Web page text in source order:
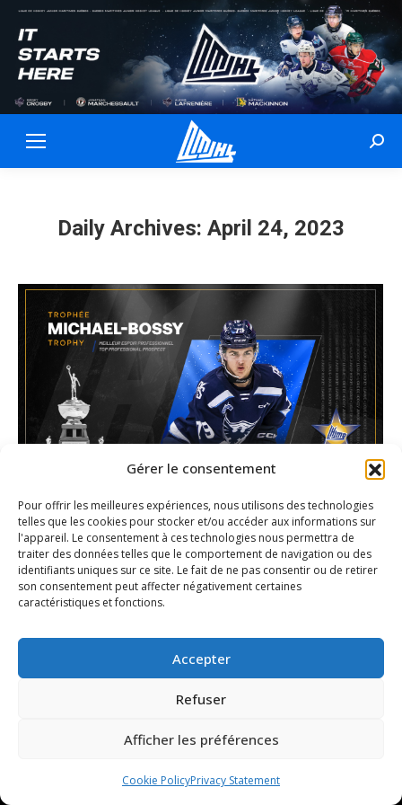
Gérer le consentement
Pour offrir les meilleures expériences, nous utilisons des technologies
telles que les cookies pour stocker et/ou accéder aux informations sur
l'appareil. Le consentement à ces technologies nous permettra de
traiter des données telles que le comportement de navigation ou des
identifiants uniques sur ce site. Le fait de ne pas consentir ou de retirer
son consentement peut affecter négativement certaines
caractéristiques et fonctions.
Accepter
Refuser
Afficher les préférences
Cookie PolicyPrivacy Statement
Daily Archives: April 24, 2023
Ethan Gauthier is the Top QMJHL
Prospect of 2023
Article ByDavid Brien April 24, 2023